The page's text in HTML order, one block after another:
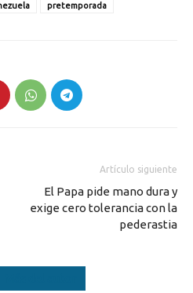
pretemporada
Artículo siguiente
El Papa pide mano dura y
exige cero tolerancia con la
pederastia